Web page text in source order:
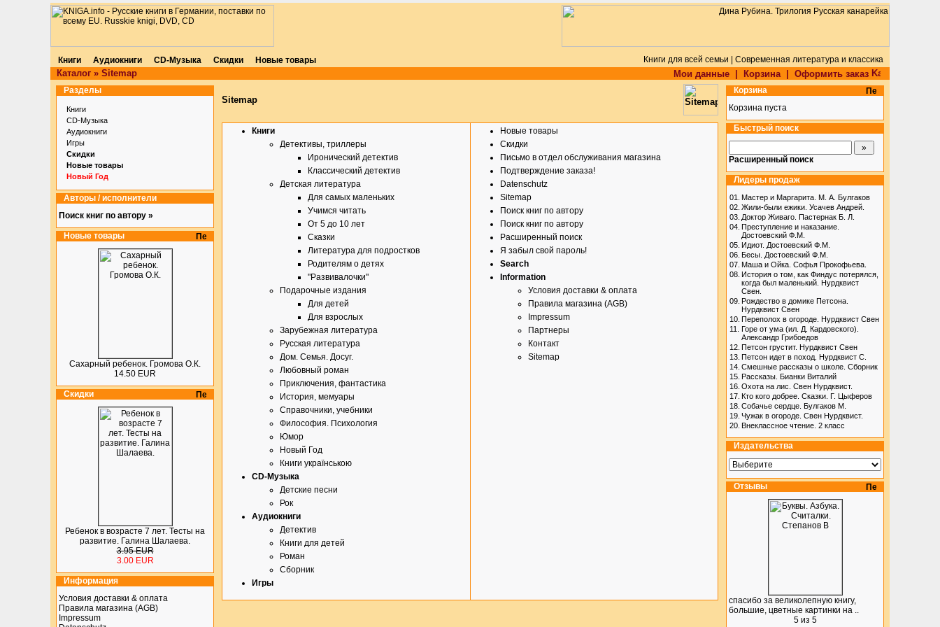
Книги Аудиокниги CD-Музыка Скидки Новые товары Книги для всей семьи | Современная литература и классика
Каталог » Sitemap Мои данные Корзина| Оформить заказ
Разделы
Книги
CD-Музыка
Аудиокниги
Игры
Скидки
Новые товары
Новый Год
Авторы / исполнители
Поиск книг по автору »
Новые товары
Сахарный ребенок. Громова О.К.
14.50 EUR
Скидки
Ребенок в возрасте 7 лет. Тесты на
развитие. Галина Шалаева.
3.95 EUR
3.00 EUR
Информация
Условия доставки & оплата
Правила магазина (AGB)
Impressum
Sitemap
Книги
Детективы, триллеры
Иронический детектив
Классический детектив
Детская литература
Для самых маленьких
Учимся читать
От 5 до 10 лет
Сказки
Литература для подростков
Родителям о детях
"Развивалочки"
Подарочные издания
Для детей
Для взрослых
Зарубежная литература
Русская литература
Дом. Семья. Досуг.
Любовный роман
Приключения, фантастика
История, мемуары
Справочники, учебники
Философия. Психология
Юмор
Новый Год
Книги українською
CD-Музыка
Детские песни
Рок
Аудиокниги
Детектив
Книги для детей
Роман
Сборник
Игры
Новые товары
Скидки
Письмо в отдел обслуживания магазина
Подтверждение заказа!
Datenschutz
Sitemap
Поиск книг по автору
Поиск книг по автору
Расширенный поиск
Я забыл свой пароль!
Search
Information
Условия доставки & оплата
Правила магазина (AGB)
Impressum
Партнеры
Контакт
Sitemap
Корзина
Корзина пуста
Быстрый поиск
Расширенный поиск
Лидеры продаж
01. Мастер и Маргарита. М. А. Булгаков
02. Жили-были ежики. Усачев Андрей.
03. Доктор Живаго. Пастернак Б. Л.
04. Преступление и наказание.
Достоевский Ф.М.
05. Идиот. Достоевский Ф.М.
06. Бесы. Достоевский Ф.М.
07. Маша и Ойка. Софья Прокофьева.
08. История о том, как Финдус потерялся,
когда был маленький. Нурдквист
Свен.
09. Рождество в домике Петсона.
Нурдквист Свен
10. Переполох в огороде. Нурдквист Свен
11.
Горе от ума (ил. Д. Кардовского).
Александр Грибоедов
12. Петсон грустит. Нурдквист Свен
13. Петсон идет в поход. Нурдквист С.
14. Смешные рассказы о школе. Сборник
15. Рассказы. Бианки Виталий
16. Охота на лис. Свен Нурдквист.
17. Кто кого добрее. Сказки. Г. Цыферов
18. Собачье сердце. Булгаков М.
19. Чужак в огороде. Свен Нурдквист.
20. Внеклассное чтение. 2 класс
Издательства
Отзывы
спасибо за великолепную книгу,
большие, цветные картинки на ..